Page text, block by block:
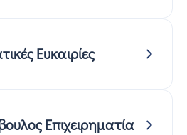
Ευκαιρίες
Επιχειρηματία